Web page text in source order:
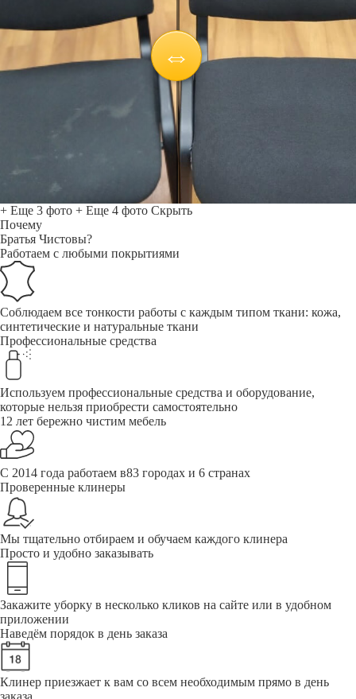
+ Еще 3 фото + Еще 4 фото Скрыть
Почему
Братья Чистовы?
Работаем с любыми покрытиями
Соблюдаем все тонкости работы с каждым типом ткани: кожа,
синтетические и натуральные ткани
Профессиональные средства
Используем профессиональные средства и оборудование,
которые нельзя приобрести самостоятельно
12 лет бережно чистим мебель
С 2014 года работаем в83 городах и 6 странах
Проверенные клинеры
Мы тщательно отбираем и обучаем каждого клинера
Просто и удобно заказывать
Закажите уборку в несколько кликов на сайте или в удобном
приложении
Наведём порядок в день заказа
Клинер приезжает к вам со всем необходимым прямо в день
заказа